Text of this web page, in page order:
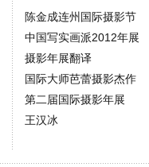
陈金成连州国际摄影节
中国写实画派2012年展
摄影年展翻译
国际大师芭蕾摄影杰作
第二届国际摄影年展
王汉冰